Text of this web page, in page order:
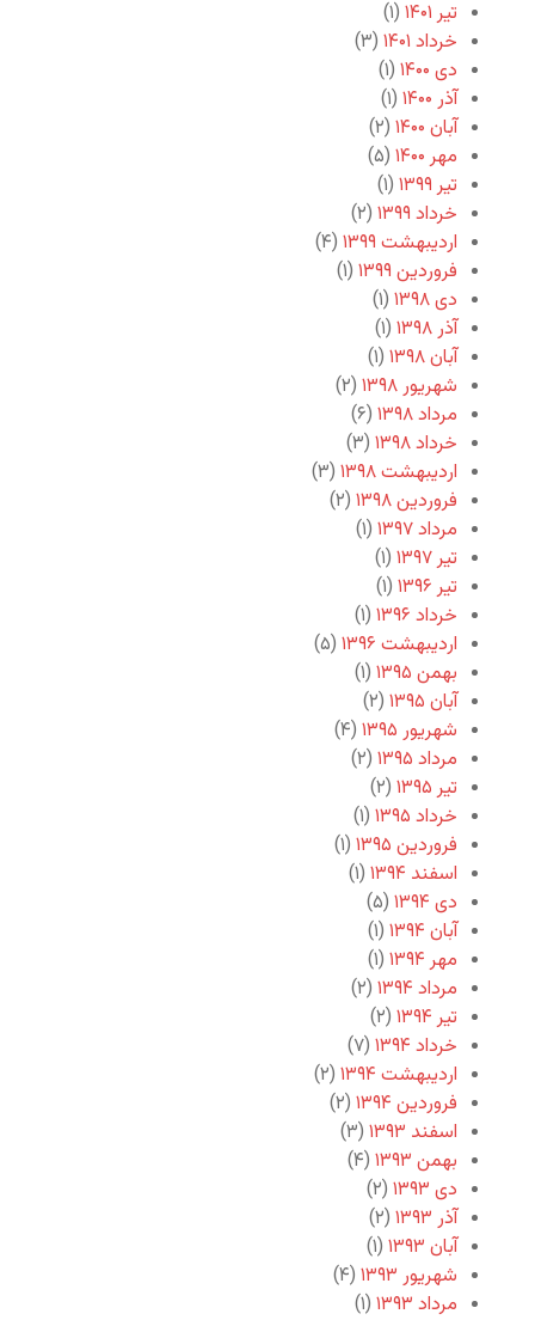
تیر ۱۴۰۱
(۱)
خرداد ۱۴۰۱
(۳)
دی ۱۴۰۰
(۱)
آذر ۱۴۰۰
(۱)
آبان ۱۴۰۰
(۲)
مهر ۱۴۰۰
(۵)
تیر ۱۳۹۹
(۱)
خرداد ۱۳۹۹
(۲)
اردیبهشت ۱۳۹۹
(۴)
فروردین ۱۳۹۹
(۱)
دی ۱۳۹۸
(۱)
آذر ۱۳۹۸
(۱)
آبان ۱۳۹۸
(۱)
شهریور ۱۳۹۸
(۲)
مرداد ۱۳۹۸
(۶)
خرداد ۱۳۹۸
(۳)
اردیبهشت ۱۳۹۸
(۳)
فروردین ۱۳۹۸
(۲)
مرداد ۱۳۹۷
(۱)
تیر ۱۳۹۷
(۱)
تیر ۱۳۹۶
(۱)
خرداد ۱۳۹۶
(۱)
اردیبهشت ۱۳۹۶
(۵)
بهمن ۱۳۹۵
(۱)
آبان ۱۳۹۵
(۲)
شهریور ۱۳۹۵
(۴)
مرداد ۱۳۹۵
(۲)
تیر ۱۳۹۵
(۲)
خرداد ۱۳۹۵
(۱)
فروردین ۱۳۹۵
(۱)
اسفند ۱۳۹۴
(۱)
دی ۱۳۹۴
(۵)
آبان ۱۳۹۴
(۱)
مهر ۱۳۹۴
(۱)
مرداد ۱۳۹۴
(۲)
تیر ۱۳۹۴
(۲)
خرداد ۱۳۹۴
(۷)
اردیبهشت ۱۳۹۴
(۲)
فروردین ۱۳۹۴
(۲)
اسفند ۱۳۹۳
(۳)
بهمن ۱۳۹۳
(۴)
دی ۱۳۹۳
(۲)
آذر ۱۳۹۳
(۲)
آبان ۱۳۹۳
(۱)
شهریور ۱۳۹۳
(۴)
مرداد ۱۳۹۳
(۱)